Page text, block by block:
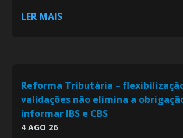
LER MAIS
Reforma Tributária –
validações não elimina a
informar IBS e CBS
4 AGO 26